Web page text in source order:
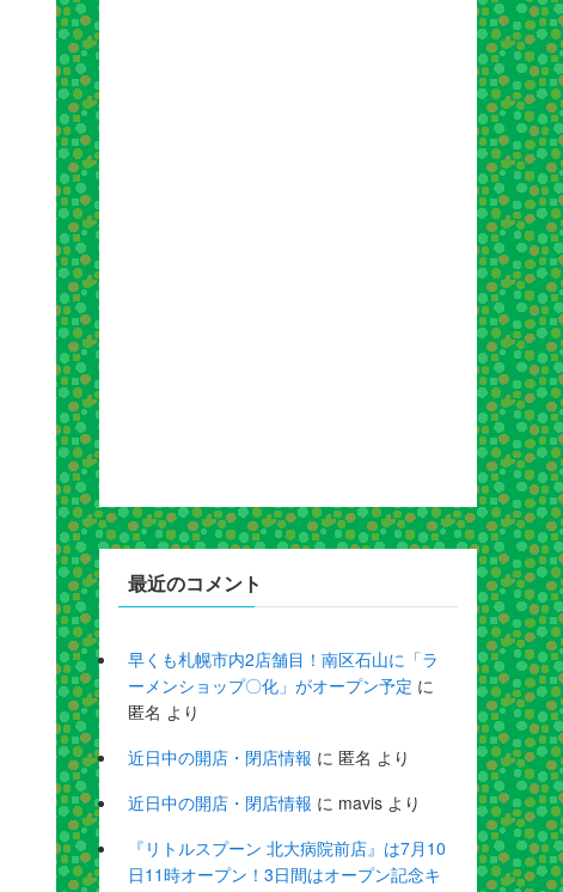
最近のコメント
早くも札幌市内2店舗目！南区石山に「ラ
ーメンショップ〇化」がオープン予定 に
匿名 より
近日中の開店・閉店情報 に 匿名 より
近日中の開店・閉店情報 に mavis より
『リトルスプーン 北大病院前店』は7月10
日11時オープン！3日間はオープン記念キ